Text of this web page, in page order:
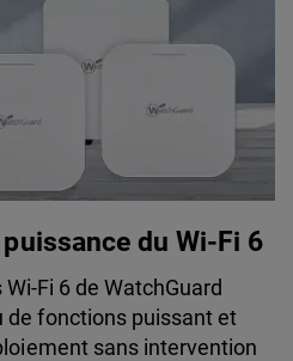
du Wi-Fi 6
Fi 6 de WatchGuard
de fonctions puissant et
sans intervention